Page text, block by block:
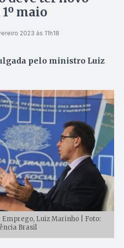
maio
2023 às 11h18
pelo ministro Luiz
Luiz Marinho | Foto:
Brasil